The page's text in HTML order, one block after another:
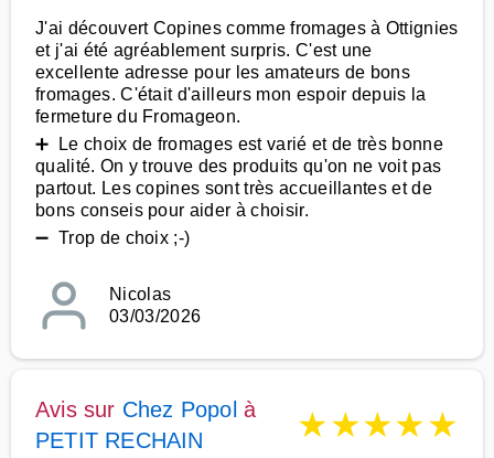
J'ai découvert Copines comme fromages à Ottignies
et j'ai été agréablement surpris. C'est une
excellente adresse pour les amateurs de bons
fromages. C'était d'ailleurs mon espoir depuis la
fermeture du Fromageon.
➕ Le choix de fromages est varié et de très bonne
qualité. On y trouve des produits qu'on ne voit pas
partout. Les copines sont très accueillantes et de
bons conseis pour aider à choisir.
➖ Trop de choix ;-)
Nicolas
03/03/2026
Avis sur Chez Popol à
PETIT RECHAIN
★★★★★